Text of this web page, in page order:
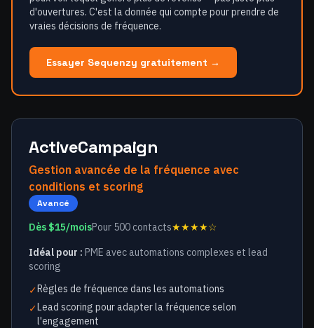
d'ouvertures. C'est la donnée qui compte pour prendre de
vraies décisions de fréquence.
Essayer Sequenzy gratuitement →
ActiveCampaign
Gestion avancée de la fréquence avec
conditions et scoring
Avancé
Dès $15/moisPour 500 contacts★★★★☆
Idéal pour : PME avec automations complexes et lead
scoring
✓Règles de fréquence dans les automations
✓Lead scoring pour adapter la fréquence selon
l'engagement